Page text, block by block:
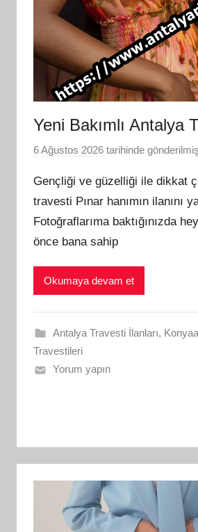
Yeni Bakımlı Antalya
6 Ağustos 2026 tarihinde gönderilmiş
Gençliği ve güzelliği ile dikkat
travesti Pınar hanımın ilanını
Fotoğraflarıma baktığınızda
önce bana sahip
Okumaya devam et
Antalya Travesti İlanları,
Travestileri
Yorum yapın